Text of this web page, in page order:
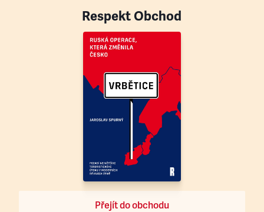
Respekt Obchod
Přejít do obchodu